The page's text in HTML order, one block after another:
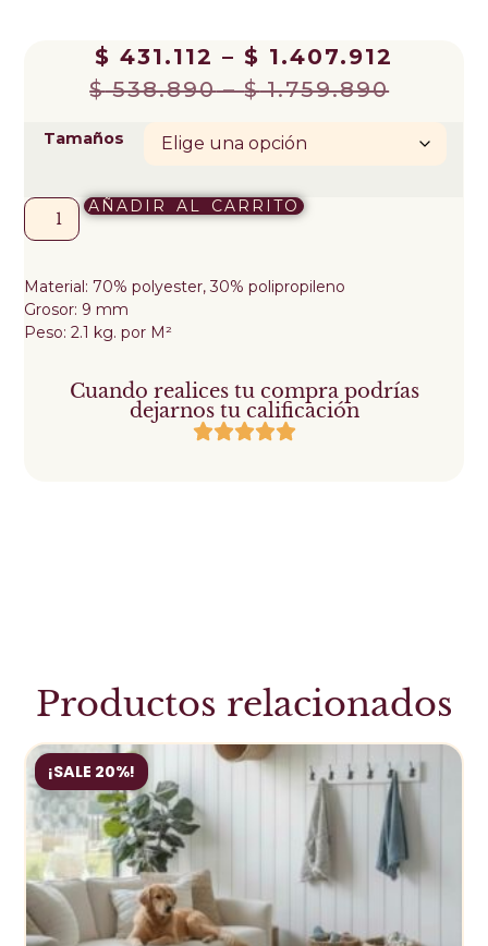
$ 431.112 – $ 1.407.912
$538.890–$1.759.890
Tamaños
AÑADIR AL CARRITO
Material: 70% polyester, 30% polipropileno
Grosor: 9 mm
Peso: 2.1 kg. por M²
Cuando realices tu compra podrías
dejarnos tu calificación
Productos relacionados
¡SALE 20%!